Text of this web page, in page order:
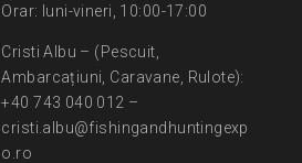
Orar: luni-vineri, 10:00-17:00
Cristi Albu – (Pescuit,
Ambarcațiuni, Caravane, Rulote):
+40 743 040 012 –
cristi.albu@fishingandhuntingexp
o.ro